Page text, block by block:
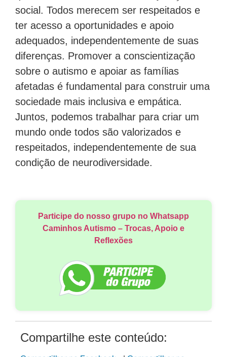
social. Todos merecem ser respeitados e
ter acesso a oportunidades e apoio
adequados, independentemente de suas
diferenças. Promover a conscientização
sobre o autismo e apoiar as famílias
afetadas é fundamental para construir uma
sociedade mais inclusiva e empática.
Juntos, podemos trabalhar para criar um
mundo onde todos são valorizados e
respeitados, independentemente de sua
condição de neurodiversidade.
Participe do nosso grupo no Whatsapp
Caminhos Autismo – Trocas, Apoio e
Reflexões
Compartilhe este conteúdo: